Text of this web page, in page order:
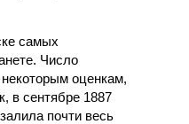
самых
Число
оценкам,
в сентябре 1887
почти весь